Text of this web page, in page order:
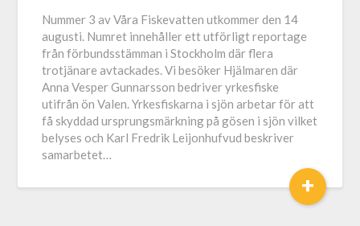
Nummer 3 av Våra Fiskevatten utkommer den 14
augusti. Numret innehåller ett utförligt reportage
från förbundsstämman i Stockholm där flera
trotjänare avtackades. Vi besöker Hjälmaren där
Anna Vesper Gunnarsson bedriver yrkesfiske
utifrån ön Valen. Yrkesfiskarna i sjön arbetar för att
få skyddad ursprungsmärkning på gösen i sjön vilket
belyses och Karl Fredrik Leijonhufvud beskriver
samarbetet…
+